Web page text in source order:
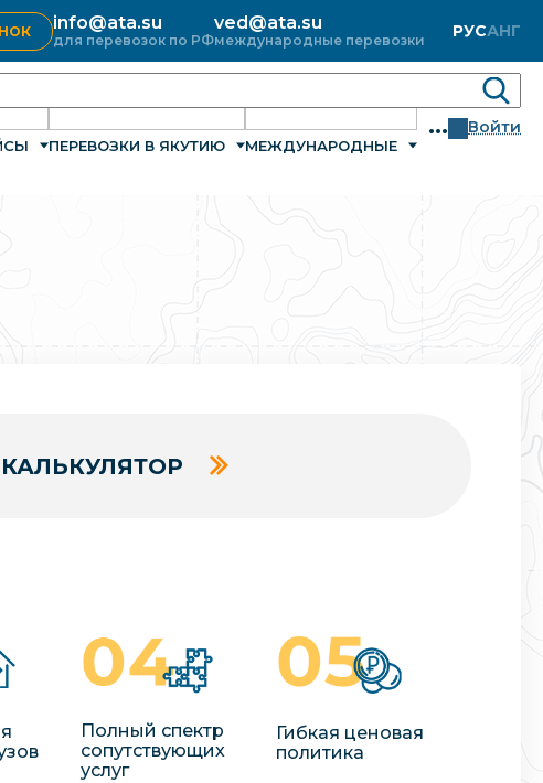
info@ata.su
для перевозок по РФ
ved@ata.su
международные перевозки РУСАНГ
ПЕРЕВОЗКИ В ЯКУТИЮ МЕЖДУНАРОДНЫЕ
... Войти
Полный спектр
сопутствующих
услуг
Гибкая ценовая
политика